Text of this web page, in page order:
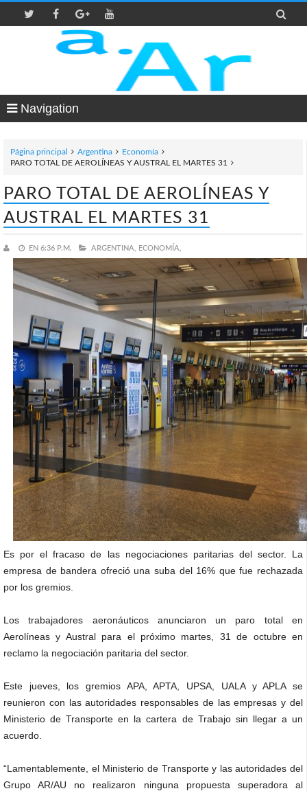

Navigation
Página principal Argentina
Economía
PARO TOTAL DE AEROLÍNEAS Y AUSTRAL EL MARTES 31
PARO TOTAL DE AEROLÍNEAS Y
AUSTRAL EL MARTES 31
EN 6:36 P.M. ARGENTINA, ECONOMÍA,
Es por el fracaso de las negociaciones paritarias del sector. La
empresa de bandera ofreció una suba del 16% que fue rechazada
por los gremios.
Los trabajadores aeronáuticos anunciaron un paro total en
Aerolíneas y Austral para el próximo martes, 31 de octubre en
reclamo la negociación paritaria del sector.
Este jueves, los gremios APA, APTA, UPSA, UALA y APLA se
reunieron con las autoridades responsables de las empresas y del
Ministerio de Transporte en la cartera de Trabajo sin llegar a un
acuerdo.
“Lamentablemente, el Ministerio de Transporte y las autoridades del
Grupo AR/AU no realizaron ninguna propuesta superadora al